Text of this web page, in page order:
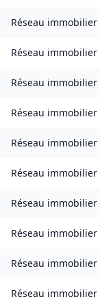
Réseau immobilier
Réseau immobilier
Réseau immobilier
Réseau immobilier
Réseau immobilier
Réseau immobilier
Réseau immobilier
Réseau immobilier
Réseau immobilier
Réseau immobilier